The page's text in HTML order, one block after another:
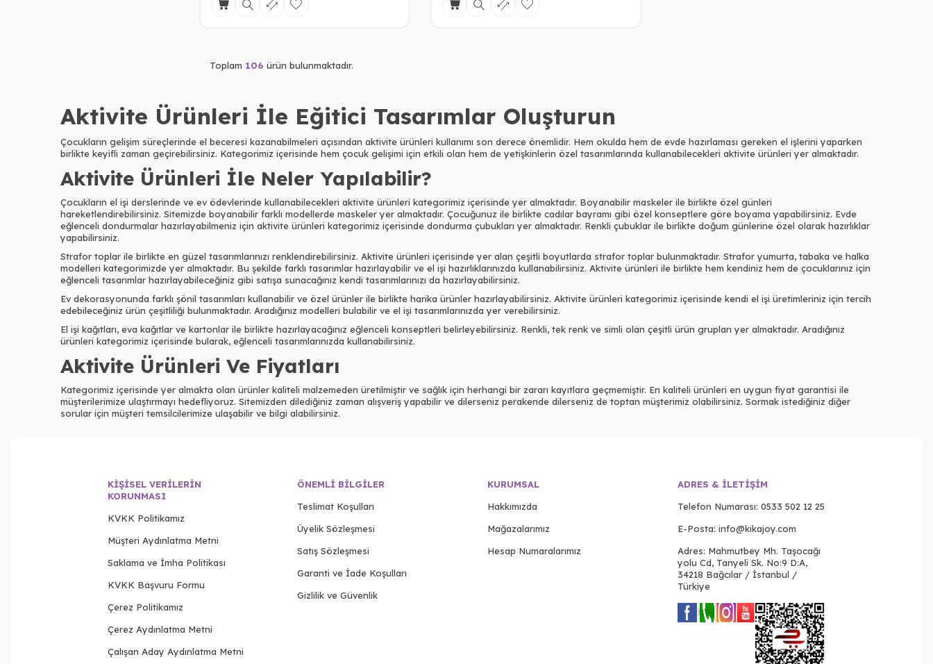
Toplam 106 ürün bulunmaktadır.
Aktivite Ürünleri İle Eğitici Tasarımlar Oluşturun
Çocukların gelişim süreçlerinde el beceresi kazanabilmeleri açısından aktivite ürünleri kullanımı son derece önemlidir. Hem okulda hem de evde hazırlaması gereken el işlerini yaparken
birlikte keyifli zaman geçirebilirsiniz. Kategorimiz içerisinde hem çocuk gelişimi için etkili olan hem de yetişkinlerin özel tasarımlarında kullanabilecekleri aktivite ürünleri yer almaktadır.
Aktivite Ürünleri İle Neler Yapılabilir?
Çocukların el işi derslerinde ve ev ödevlerinde kullanabilecekleri aktivite ürünleri kategorimiz içerisinde yer almaktadır. Boyanabilir maskeler ile birlikte özel günleri
hareketlendirebilirsiniz. Sitemizde boyanabilir farklı modellerde maskeler yer almaktadır. Çocuğunuz ile birlikte cadılar bayramı gibi özel konseptlere göre boyama yapabilirsiniz. Evde
eğlenceli dondurmalar hazırlayabilmeniz için aktivite ürünleri kategorimiz içerisinde dondurma çubukları yer almaktadır. Renkli çubuklar ile birlikte doğum günlerine özel olarak hazırlıklar
yapabilirsiniz.
Strafor toplar ile birlikte en güzel tasarımlarınızı renklendirebilirsiniz. Aktivite ürünleri içerisinde yer alan çeşitli boyutlarda strafor toplar bulunmaktadır. Strafor yumurta, tabaka ve halka
modelleri kategorimizde yer almaktadır. Bu şekilde farklı tasarımlar hazırlayabilir ve el işi hazırlıklarınızda kullanabilirsiniz. Aktivite ürünleri ile birlikte hem kendiniz hem de çocuklarınız için
eğlenceli tasarımlar hazırlayabileceğiniz gibi satışa sunacağınız kendi tasarımlarınızı da hazırlayabilirsiniz.
Ev dekorasyonunda farklı şönil tasarımları kullanabilir ve özel ürünler ile birlikte harika ürünler hazırlayabilirsiniz. Aktivite ürünleri kategorimiz içerisinde kendi el işi üretimleriniz için tercih
edebileceğiniz ürün çeşitliliği bulunmaktadır. Aradığınız modelleri bulabilir ve el işi tasarımlarınızda yer verebilirsiniz.
El işi kağıtları, eva kağıtlar ve kartonlar ile birlikte hazırlayacağınız eğlenceli konseptleri belirleyebilirsiniz. Renkli, tek renk ve simli olan çeşitli ürün grupları yer almaktadır. Aradığınız
ürünleri kategorimiz içerisinde bularak, eğlenceli tasarımlarınızda kullanabilirsiniz.
Aktivite Ürünleri Ve Fiyatları
Kategorimiz içerisinde yer almakta olan ürünler kaliteli malzemeden üretilmiştir ve sağlık için herhangi bir zararı kayıtlara geçmemiştir. En kaliteli ürünleri en uygun fiyat garantisi ile
müşterilerimize ulaştırmayı hedefliyoruz. Sitemizden dilediğiniz zaman alışveriş yapabilir ve dilerseniz perakende dilerseniz de toptan müşterimiz olabilirsiniz. Sormak istediğiniz diğer
sorular için müşteri temsilcilerimize ulaşabilir ve bilgi alabilirsiniz.
KIŞISEL VERILERIN
KORUNMASI
KVKK Politikamız
Müşteri Aydınlatma Metni
Saklama ve İmha Politikası
KVKK Başvuru Formu
Çerez Politikamız
Çerez Aydınlatma Metni
Çalışan Aday Aydınlatma Metni
ÖNEMLI BILGILER
Teslimat Koşulları
Üyelik Sözleşmesi
Satış Sözleşmesi
Garanti ve İade Koşulları
Gizlilik ve Güvenlik
KURUMSAL
Hakkımızda
Mağazalarımız
Hesap Numaralarımız
ADRES & İLETIŞIM
Telefon Numarası: 0533 502 12 25
E-Posta: info@kikajoy.com
Adres: Mahmutbey Mh. Taşocağı
yolu Cd, Tanyeli Sk. No:9 D:A,
34218 Bağcılar / İstanbul /
Türkiye